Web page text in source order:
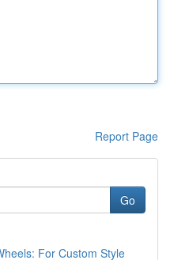
Report Page
Go
For Custom Style